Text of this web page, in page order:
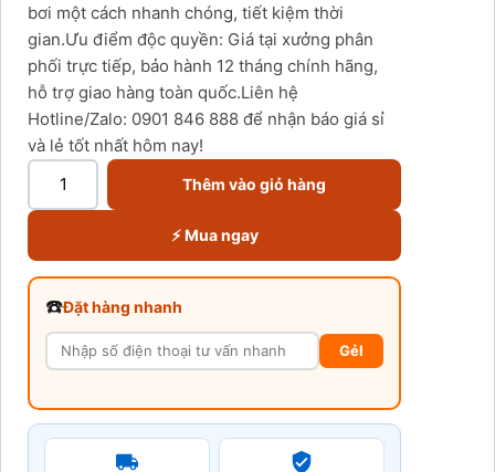
bơi một cách nhanh chóng, tiết kiệm thời
gian.Ưu điểm độc quyền: Giá tại xưởng phân
phối trực tiếp, bảo hành 12 tháng chính hãng,
hỗ trợ giao hàng toàn quốc.Liên hệ
Hotline/Zalo: 0901 846 888 để nhận báo giá sỉ
và lẻ tốt nhất hôm nay!
Thêm vào giỏ hàng
⚡ Mua ngay
☎️Đặt hàng nhanh
GẻI